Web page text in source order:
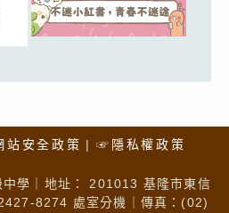
安全政策 ☞隱私權政策
學｜地址： 201013 基隆市東信
8274 處室分機｜傳真：(02)